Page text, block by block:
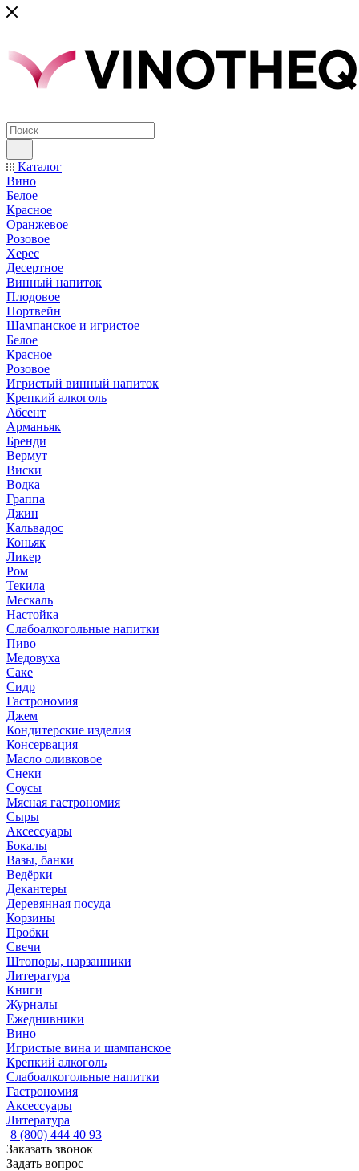
Каталог
Вино
Белое
Красное
Оранжевое
Розовое
Херес
Десертное
Винный напиток
Плодовое
Портвейн
Шампанское и игристое
Белое
Красное
Розовое
Игристый винный напиток
Крепкий алкоголь
Абсент
Арманьяк
Бренди
Вермут
Виски
Водка
Граппа
Джин
Кальвадос
Коньяк
Ликер
Ром
Текила
Мескаль
Настойка
Слабоалкогольные напитки
Пиво
Медовуха
Саке
Сидр
Гастрономия
Джем
Кондитерские изделия
Консервация
Масло оливковое
Снеки
Соусы
Мясная гастрономия
Сыры
Аксессуары
Бокалы
Вазы, банки
Ведёрки
Декантеры
Деревянная посуда
Корзины
Пробки
Свечи
Штопоры, нарзанники
Литература
Книги
Журналы
Ежеднивники
Вино
Игристые вина и шампанское
Крепкий алкоголь
Слабоалкогольные напитки
Гастрономия
Аксессуары
Литература
8 (800) 444 40 93
Заказать звонок
Задать вопрос